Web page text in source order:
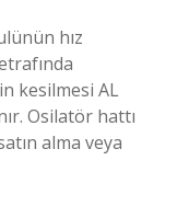
hız
kesilmesi AL
Osilatör hattı
alma veya